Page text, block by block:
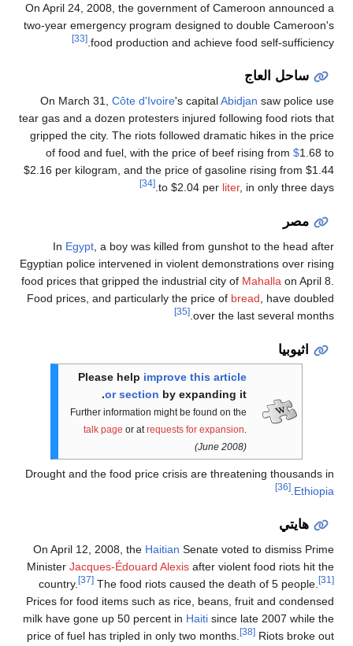
On April 24, 2008, the government of
two-year emergency program designed to
food production and achieve
On March 31,Côte d'Ivoire's capital
tear gas and a dozen protesters injured
gripped the city. The riots followed
of food and fuel, with the price of
$2.16 per kilogram, and the price of
to $2.04 per
[34]
In Egypt , a boy was killed from
Egyptian police intervened in violent
food prices that gripped the industrial city
Food prices, and particularly the price of
over the
Please help
or section
Further information might be found on
talk pageor at
Drought and the food price crisis are
On April 12, 2008, theHaitianSenate
MinisterJacques-Édouard Alexis after
country.
The food riots caused the
Prices for food items such as rice, beans,
milk have gone up 50 percent inHaitisince
price of fuel has tripled in only two months.